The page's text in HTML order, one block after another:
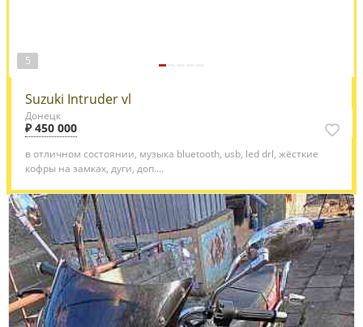
5
Suzuki Intruder vl
Донецк
₽ 450 000
в отличном состоянии, музыка bluetooth, usb, led drl, жёсткие
кофры на замках, дуги, доп....